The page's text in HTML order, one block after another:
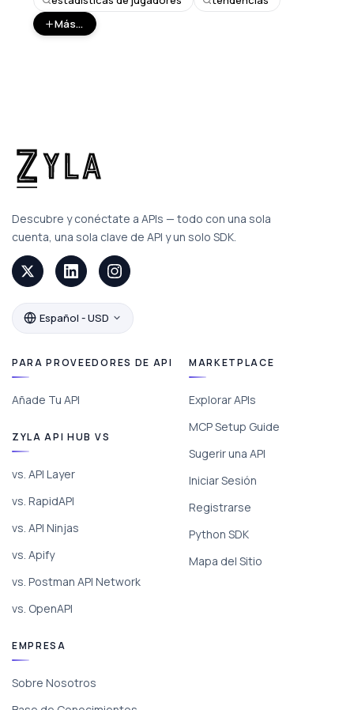
Más...
Descubre y conéctate a APIs — todo con una sola
cuenta, una sola clave de API y un solo SDK.
Español - USD
PARA PROVEEDORES DE API
Añade Tu API
ZYLA API HUB VS
vs. API Layer
vs. RapidAPI
vs. API Ninjas
vs. Apify
vs. Postman API Network
vs. OpenAPI
MARKETPLACE
Explorar APIs
MCP Setup Guide
Sugerir una API
Iniciar Sesión
Registrarse
Python SDK
Mapa del Sitio
EMPRESA
Sobre Nosotros